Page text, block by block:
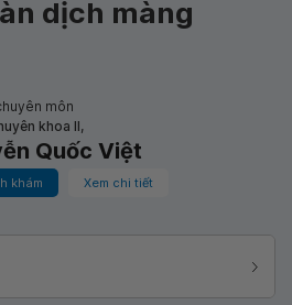
dịch màng
môn
khoa II,
Quốc Việt
khám Xem chi tiết